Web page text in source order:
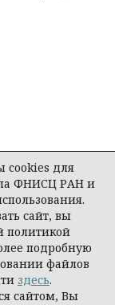
cookies для
ФНИСЦ РАН и
сайт, вы
политикой
подробную
файлов
здесь.
сайтом, Вы